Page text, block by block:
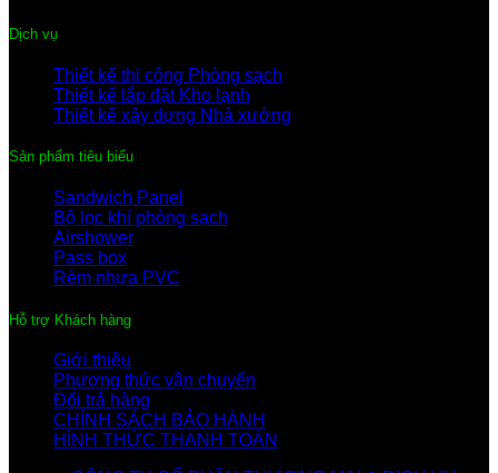
Dịch vụ
Thiết kế thi công Phòng sạch
Thiết kế lắp đặt Kho lạnh
Thiết kế xây dựng Nhà xưởng
Sản phẩm tiêu biểu
Sandwich Panel
Bộ lọc khí phòng sạch
Airshower
Pass box
Rèm nhựa PVC
Hỗ trợ Khách hàng
Giới thiệu
Phương thức vận chuyển
Đổi trả hàng
CHÍNH SÁCH BẢO HÀNH
HÌNH THỨC THANH TOÁN